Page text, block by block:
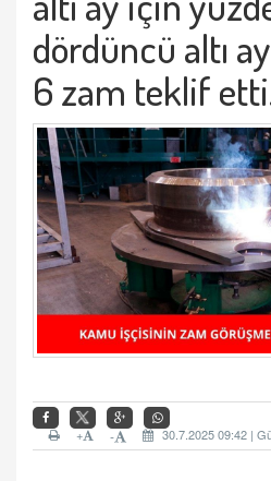
dördüncü altı
6 zam teklif
30.7.2025 09:42 |
-
+